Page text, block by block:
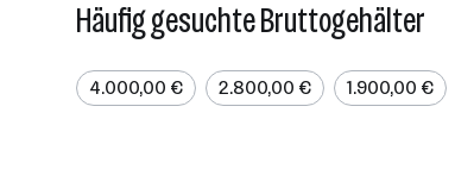
Häufig gesuchte Bruttogehälter
4.000,00 € 2.800,00 € 1.900,00 €